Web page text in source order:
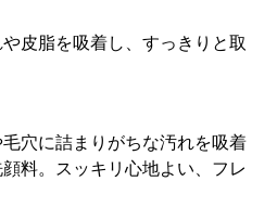
皮脂を吸着し、すっきりと取
穴に詰まりがちな汚れを吸着
料。スッキリ心地よい、フレ